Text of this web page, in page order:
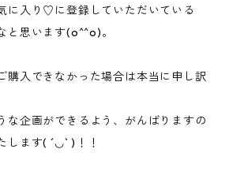
に入り♡に登録していただいている
と思います(o^^o)。
購入できなかった場合は本当に申し訳
な企画ができるよう、がんばりますの
します( ´◡` )！！